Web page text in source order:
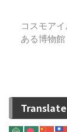
コスモア
ある博物
Translate